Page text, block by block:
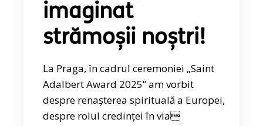
imaginat
strămoșii noștri!
La Praga, în cadrul ceremoniei „Saint
Adalbert Award 2025” am vorbit
despre renașterea spirituală a Europei,
despre rolul credinței în via